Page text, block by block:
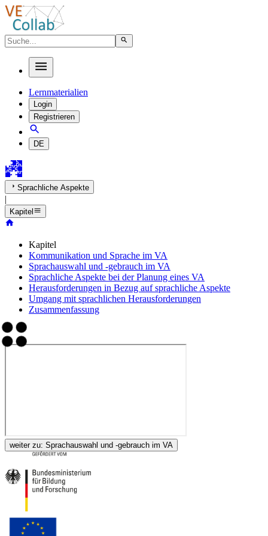
Lernmaterialien
Login
Registrieren
DE
Sprachliche Aspekte
|
Kapitel
Kapitel
Kommunikation und Sprache im VA
Sprachauswahl und -gebrauch im VA
Sprachliche Aspekte bei der Planung eines VA
Herausforderungen in Bezug auf sprachliche Aspekte
Umgang mit sprachlichen Herausforderungen
Zusammenfassung
weiter zu: Sprachauswahl und -gebrauch im VA